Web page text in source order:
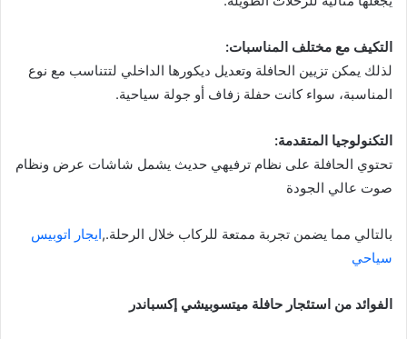
التكيف مع مختلف المناسبات:
لذلك يمكن تزيين الحافلة وتعديل ديكورها الداخلي لتتناسب مع نوع
المناسبة، سواء كانت حفلة زفاف أو جولة سياحية.
التكنولوجيا المتقدمة:
تحتوي الحافلة على نظام ترفيهي حديث يشمل شاشات عرض ونظام
صوت عالي الجودة
بالتالي مما يضمن تجربة ممتعة للركاب خلال الرحلة.,ايجار اتوبيس
سياحي
الفوائد من استئجار حافلة ميتسوبيشي إكسباندر